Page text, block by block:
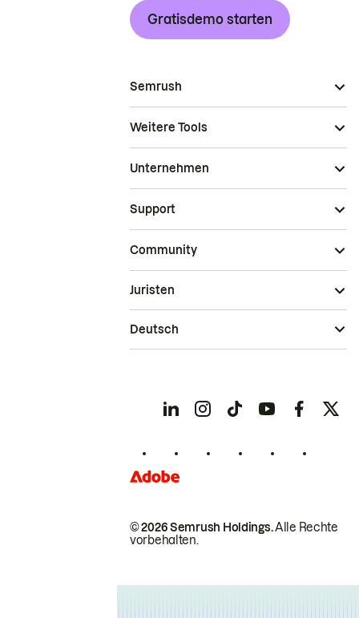
Gratisdemo starten
Semrush
Weitere Tools
Unternehmen
Support
Community
© 2026 Semrush Holdings.Alle Rechte
vorbehalten.
Juristen
Deutsch